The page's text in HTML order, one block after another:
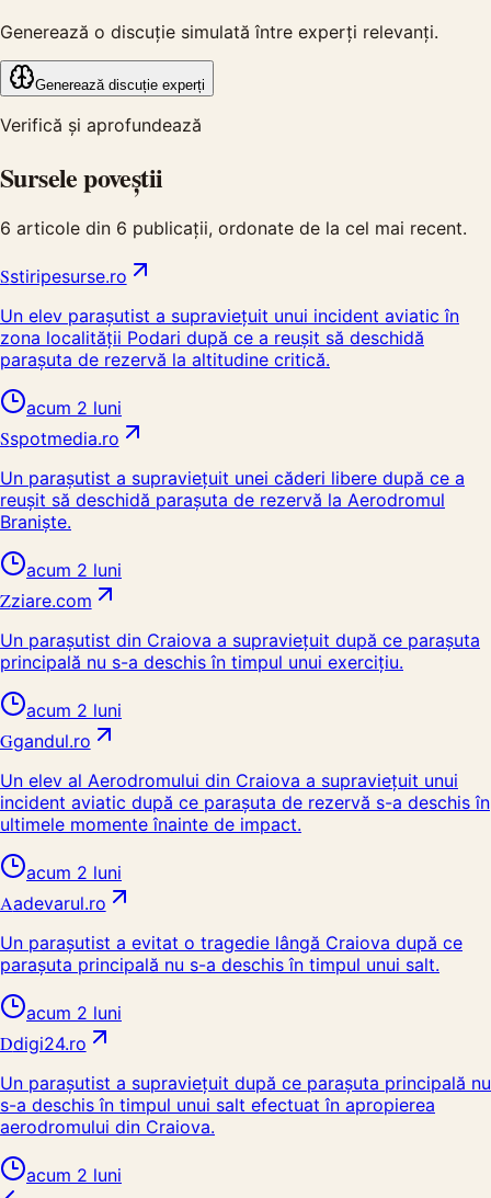
Generează o discuție simulată între experți relevanți.
Generează discuție experți
Verifică și aprofundează
Sursele poveștii
6 articole din 6 publicații, ordonate de la cel mai recent.
Sstiripesurse.ro
Un elev parașutist a supraviețuit unui incident aviatic în
zona localității Podari după ce a reușit să deschidă
parașuta de rezervă la altitudine critică.
acum 2 luni
Sspotmedia.ro
Un parașutist a supraviețuit unei căderi libere după ce a
reușit să deschidă parașuta de rezervă la Aerodromul
Braniște.
acum 2 luni
Zziare.com
Un parașutist din Craiova a supraviețuit după ce parașuta
principală nu s-a deschis în timpul unui exercițiu.
acum 2 luni
Ggandul.ro
Un elev al Aerodromului din Craiova a supraviețuit unui
incident aviatic după ce parașuta de rezervă s-a deschis în
ultimele momente înainte de impact.
acum 2 luni
Aadevarul.ro
Un parașutist a evitat o tragedie lângă Craiova după ce
parașuta principală nu s-a deschis în timpul unui salt.
acum 2 luni
Ddigi24.ro
Un parașutist a supraviețuit după ce parașuta principală nu
s-a deschis în timpul unui salt efectuat în apropierea
aerodromului din Craiova.
acum 2 luni